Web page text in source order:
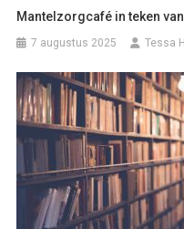
Mantelzorgcafé in teken
7 augustus 2025 Tessa